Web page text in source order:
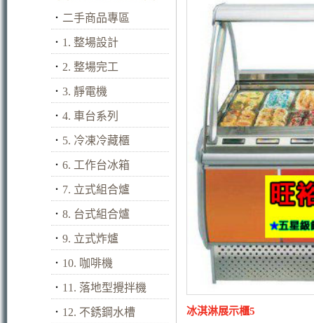
． 二手商品專區
． 1. 整場設計
． 2. 整場完工
． 3. 靜電機
． 4. 車台系列
． 5. 冷凍冷藏櫃
． 6. 工作台冰箱
． 7. 立式組合爐
． 8. 台式組合爐
． 9. 立式炸爐
． 10. 咖啡機
． 11. 落地型攪拌機
． 12. 不銹鋼水槽 冰淇淋展示櫃5